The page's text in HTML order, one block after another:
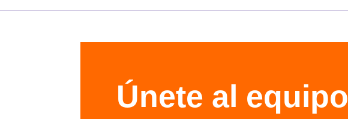
Únete al equipo